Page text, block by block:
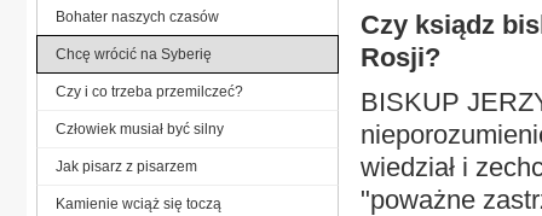
Czy ksiądz
Rosji?
BISKUP
wiedział i
"poważne
Bohater naszych czasów
Chcę wrócić na Syberię
Czy i co trzeba przemilczeć?
Człowiek musiał być silny
Jak pisarz z pisarzem
Kamienie wciąż się toczą